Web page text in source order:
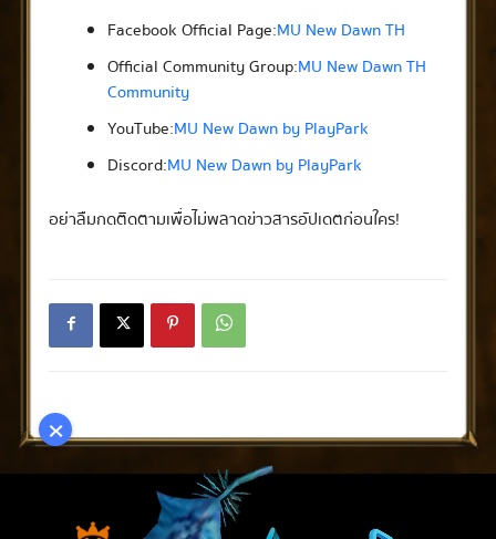
Facebook Official Page:MU New Dawn TH
Official Community Group:MU New Dawn TH
Community
YouTube:MU New Dawn by PlayPark
Discord:MU New Dawn by PlayPark
อย่าลืมกดติดตามเพื่อไม่พลาดข่าวสารอัปเดตก่อนใคร!
×